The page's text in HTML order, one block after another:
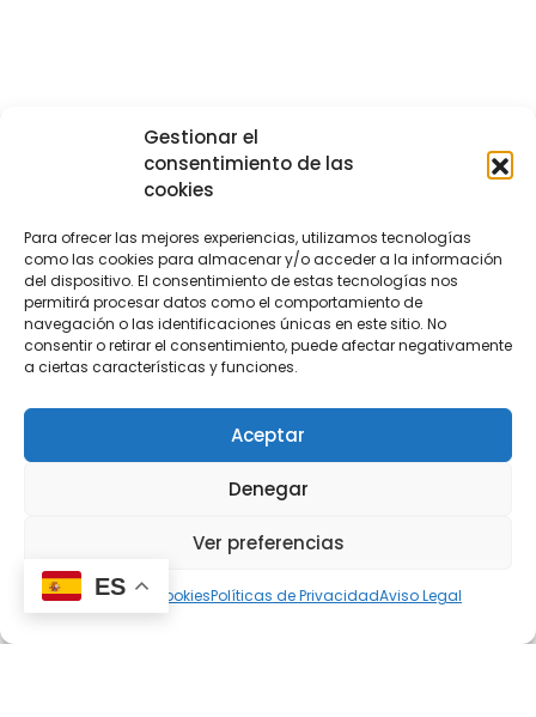
Gestionar el
consentimiento de las
cookies
Para ofrecer las mejores experiencias, utilizamos tecnologías
como las cookies para almacenar y/o acceder a la información
del dispositivo. El consentimiento de estas tecnologías nos
permitirá procesar datos como el comportamiento de
navegación o las identificaciones únicas en este sitio. No
consentir o retirar el consentimiento, puede afectar negativamente
a ciertas características y funciones.
Aceptar
Denegar
Ver preferencias
Política de cookiesPolíticas de PrivacidadAviso Legal
ES